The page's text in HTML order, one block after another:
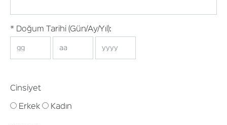
* Doğum Tarihi (Gün/Ay/Yıl):
Cinsiyet
Erkek Kadın